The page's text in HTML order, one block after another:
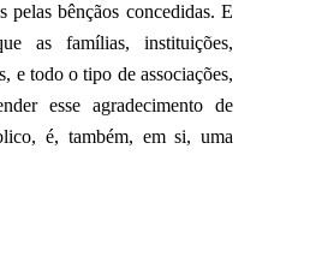
pelas bênçãos concedidas. E
as famílias, instituições,
e todo o tipo de associações,
esse agradecimento de
é, também, em si, uma